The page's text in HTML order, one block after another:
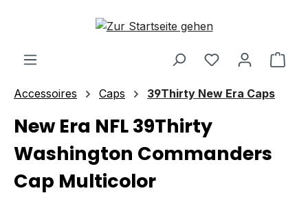
Zum Hauptinhalt springen
Accessoires Caps 39Thirty New Era Caps
New Era NFL 39Thirty
Washington Commanders
Cap Multicolor